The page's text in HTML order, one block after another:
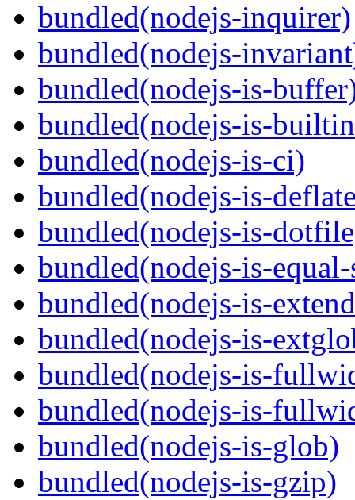
bundled(nodejs-inquirer)
bundled(nodejs-
bundled(nodejs-is-
bundled(nodejs-is-
bundled(nodejs-is-ci)
bundled(nodejs-is-
bundled(nodejs-is-
bundled(nodejs-is-
bundled(nodejs-is-
bundled(nodejs-is-
bundled(nodejs-is-
bundled(nodejs-is-
bundled(nodejs-is-glob)
bundled(nodejs-is-gzip)